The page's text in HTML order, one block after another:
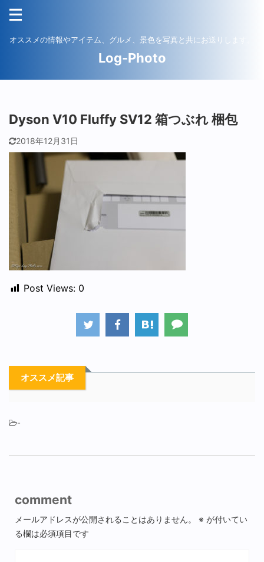
オススメの情報やアイテム、グルメ、景色を写真と共にお送りします。
Log-Photo
Dyson V10 Fluffy SV12 箱つぶれ 梱包
2018年12月31日
Post Views: 0
オススメ記事
-
comment
メールアドレスが公開されることはありません。 ※ が付いてい
る欄は必須項目です